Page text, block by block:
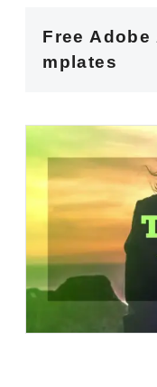
Free
mplates